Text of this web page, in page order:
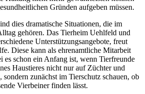
Gründen aufgeben müssen.
dies dramatische Situationen, die im
gehören. Das Tierheim Uehlfeld und
Unterstützungsangebote, freut
Diese kann als ehrenamtliche Mitarbeit
es schon ein Anfang ist, wenn Tierfreunde
Haustieres nicht nur auf Züchter und
sondern zunächst im Tierschutz schauen, ob
Vierbeiner finden lässt.